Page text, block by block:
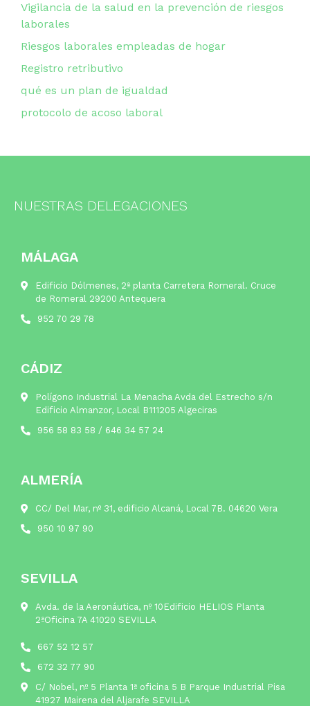
Vigilancia de la salud en la prevención de riesgos
laborales
Riesgos laborales empleadas de hogar
Registro retributivo
qué es un plan de igualdad
protocolo de acoso laboral
NUESTRAS DELEGACIONES
MÁLAGA
Edificio Dólmenes, 2ª planta Carretera Romeral. Cruce
de Romeral 29200 Antequera
952 70 29 78
CÁDIZ
Polígono Industrial La Menacha Avda del Estrecho s/n
Edificio Almanzor, Local B111205 Algeciras
956 58 83 58 / 646 34 57 24
ALMERÍA
CC/ Del Mar, nº 31, edificio Alcaná, Local 7B. 04620 Vera
950 10 97 90
SEVILLA
Avda. de la Aeronáutica, nº 10Edificio HELIOS Planta
2ªOficina 7A 41020 SEVILLA
667 52 12 57
672 32 77 90
C/ Nobel, nº 5 Planta 1ª oficina 5 B Parque Industrial Pisa
41927 Mairena del Aljarafe SEVILLA